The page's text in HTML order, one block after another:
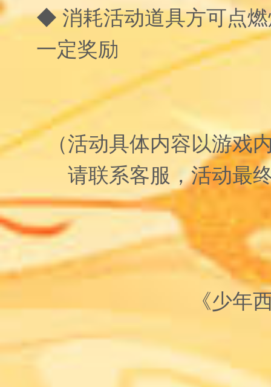
◆ 消耗活动道具方可点
一定奖励
（活动具体内容以游戏
请联系客服，活动最
《少年